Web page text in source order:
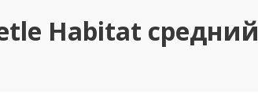
Habitat средний